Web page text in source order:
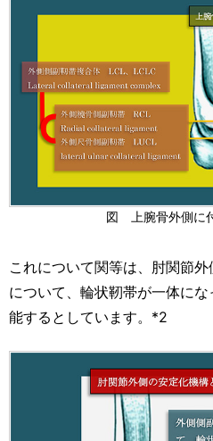
図 上腕骨外側に
これについて関等は、肘関節
について、輪状靭帯が一体に
能するとしています。*2